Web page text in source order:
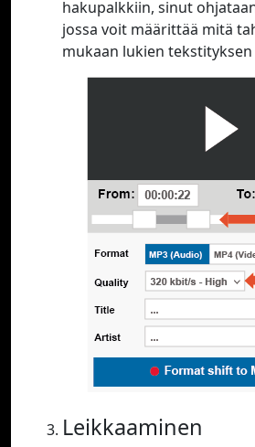
hakupalkkiin, sinut
jossa voit määrittää mitä
mukaan lukien
Leikkaaminen